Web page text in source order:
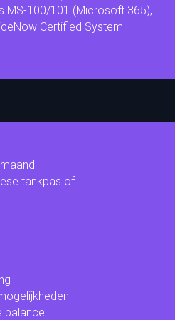
MS-100/101 (Microsoft 365),
Certified System
tankpas of
balance